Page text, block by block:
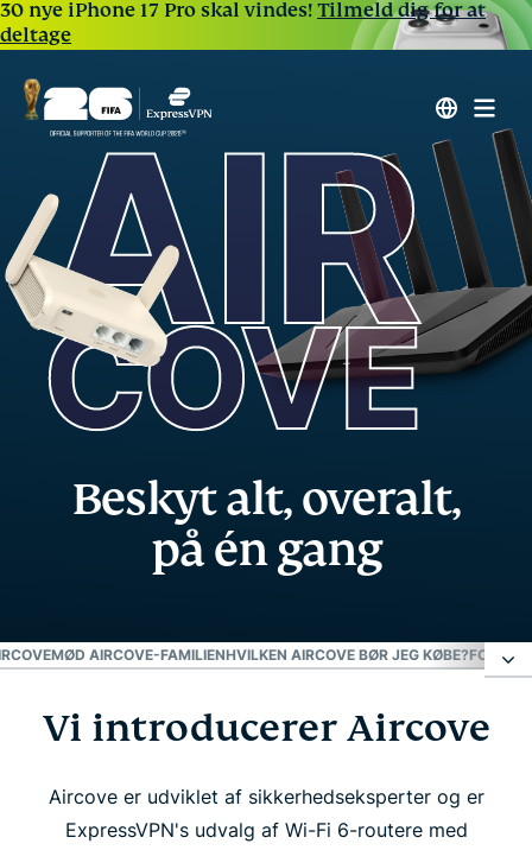
30 nye iPhone 17 Pro skal vindes!Tilmeld dig for at
deltage
Beskyt alt, overalt,
på én gang
MØD AIRCOVE-FAMILIENHVILKEN AIRCOVE BØR JEG KØBE?FOLK
Vi introducerer Aircove
Oplev forskellen med Aircove
Vi introducerer Aircove
Aircove er udviklet af sikkerhedseksperter og er
ExpressVPN's udvalg af Wi-Fi 6-routere med